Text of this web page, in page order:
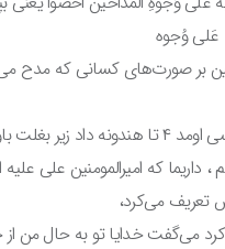
وُجوه
بر صورت‌های کسانی که مدح
باور نکن .
داریما که امیرالمومنین علی علیه
می‌کرد،
می‌گفت خدایا تو به حال من از